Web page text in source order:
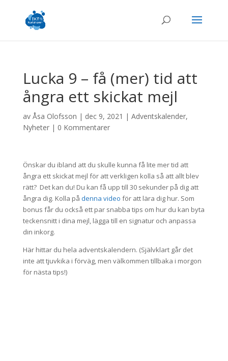
Lucka 9 – få (mer) tid att
ångra ett skickat mejl
av Åsa Olofsson | dec 9, 2021 | Adventskalender,
Nyheter| 0 Kommentarer
Önskar du ibland att du skulle kunna få lite mer tid att
ångra ett skickat mejl för att verkligen kolla så att allt blev
rätt? Det kan du! Du kan få upp till 30 sekunder på dig att
ångra dig. Kolla på denna video för att lära dig hur. Som
bonus får du också ett par snabba tips om hur du kan byta
teckensnitt i dina mejl, lägga till en signatur och anpassa
din inkorg.
Här hittar du hela adventskalendern. (Självklart går det
inte att tjuvkika i förväg, men välkommen tillbaka i morgon
för nästa tips!)